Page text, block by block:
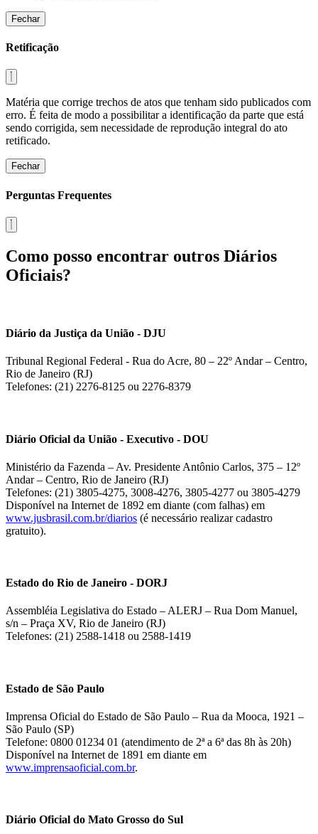
Fechar
Retificação
Matéria que corrige trechos de atos que tenham sido publicados com
erro. É feita de modo a possibilitar a identificação da parte que está
sendo corrigida, sem necessidade de reprodução integral do ato
retificado.
Fechar
Perguntas Frequentes
Como posso encontrar outros Diários
Oficiais?
Diário da Justiça da União - DJU
Tribunal Regional Federal - Rua do Acre, 80 – 22º Andar – Centro,
Rio de Janeiro (RJ)
Telefones: (21) 2276-8125 ou 2276-8379
Diário Oficial da União - Executivo - DOU
Ministério da Fazenda – Av. Presidente Antônio Carlos, 375 – 12º
Andar – Centro, Rio de Janeiro (RJ)
Telefones: (21) 3805-4275, 3008-4276, 3805-4277 ou 3805-4279
Disponível na Internet de 1892 em diante (com falhas) em
www.jusbrasil.com.br/diarios (é necessário realizar cadastro
gratuito).
Estado do Rio de Janeiro - DORJ
Assembléia Legislativa do Estado – ALERJ – Rua Dom Manuel,
s/n – Praça XV, Rio de Janeiro (RJ)
Telefones: (21) 2588-1418 ou 2588-1419
Estado de São Paulo
Imprensa Oficial do Estado de São Paulo – Rua da Mooca, 1921 –
São Paulo (SP)
Telefone: 0800 01234 01 (atendimento de 2ª a 6ª das 8h às 20h)
Disponível na Internet de 1891 em diante em
www.imprensaoficial.com.br.
Diário Oficial do Mato Grosso do Sul